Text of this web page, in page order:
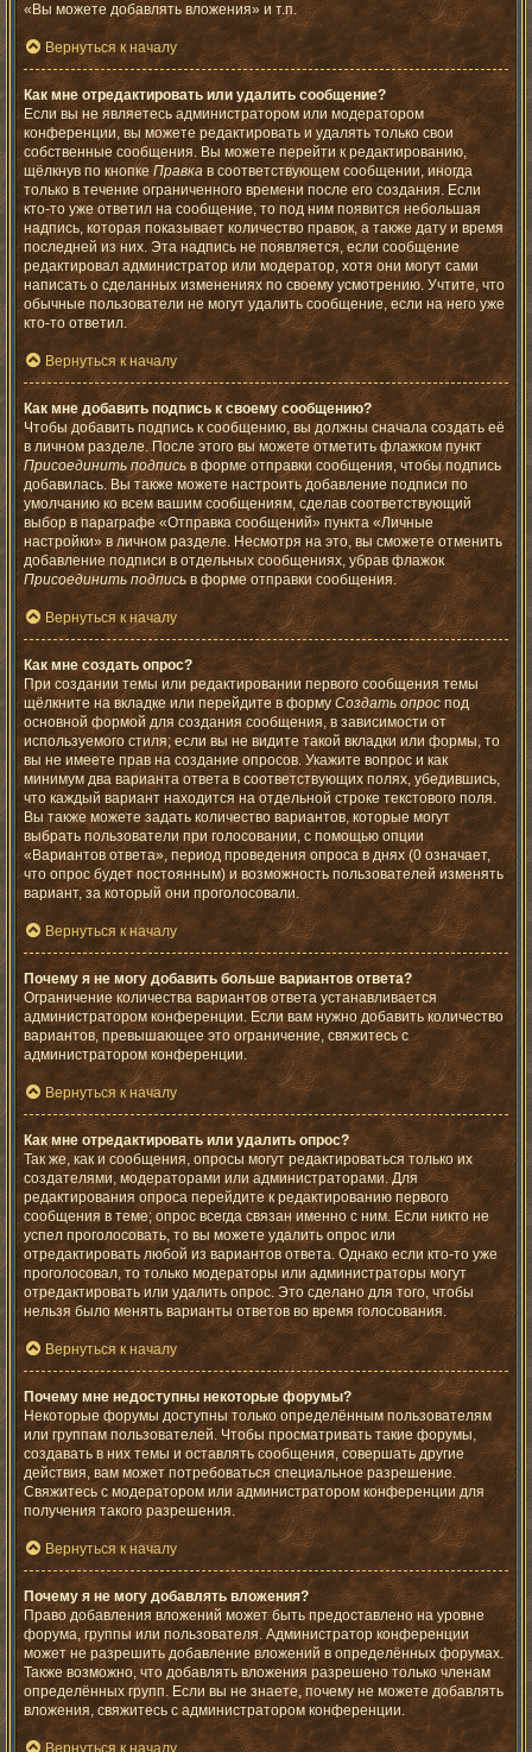
«Вы можете добавлять вложения» и т.п.
Вернуться к началу
Как мне отредактировать или удалить сообщение?
Если вы не являетесь администратором или модератором
конференции, вы можете редактировать и удалять только свои
собственные сообщения. Вы можете перейти к редактированию,
щёлкнув по кнопкеПравка в соответствующем сообщении, иногда
только в течение ограниченного времени после его создания. Если
кто-то уже ответил на сообщение, то под ним появится небольшая
надпись, которая показывает количество правок, а также дату и время
последней из них. Эта надпись не появляется, если сообщение
редактировал администратор или модератор, хотя они могут сами
написать о сделанных изменениях по своему усмотрению. Учтите, что
обычные пользователи не могут удалить сообщение, если на него уже
кто-то ответил.
Вернуться к началу
Как мне добавить подпись к своему сообщению?
Чтобы добавить подпись к сообщению, вы должны сначала создать её
в личном разделе. После этого вы можете отметить флажком пункт
Присоединить подпись в форме отправки сообщения, чтобы подпись
добавилась. Вы также можете настроить добавление подписи по
умолчанию ко всем вашим сообщениям, сделав соответствующий
выбор в параграфе «Отправка сообщений» пункта «Личные
настройки» в личном разделе. Несмотря на это, вы сможете отменить
добавление подписи в отдельных сообщениях, убрав флажок
Присоединить подписьв форме отправки сообщения.
Вернуться к началу
Как мне создать опрос?
При создании темы или редактировании первого сообщения темы
щёлкните на вкладке или перейдите в форму Создать опрос под
основной формой для создания сообщения, в зависимости от
используемого стиля; если вы не видите такой вкладки или формы, то
вы не имеете прав на создание опросов. Укажите вопрос и как
минимум два варианта ответа в соответствующих полях, убедившись,
что каждый вариант находится на отдельной строке текстового поля.
Вы также можете задать количество вариантов, которые могут
выбрать пользователи при голосовании, с помощью опции
«Вариантов ответа», период проведения опроса в днях (0 означает,
что опрос будет постоянным) и возможность пользователей изменять
вариант, за который они проголосовали.
Вернуться к началу
Почему я не могу добавить больше вариантов ответа?
Ограничение количества вариантов ответа устанавливается
администратором конференции. Если вам нужно добавить количество
вариантов, превышающее это ограничение, свяжитесь с
администратором конференции.
Вернуться к началу
Как мне отредактировать или удалить опрос?
Так же, как и сообщения, опросы могут редактироваться только их
создателями, модераторами или администраторами. Для
редактирования опроса перейдите к редактированию первого
сообщения в теме; опрос всегда связан именно с ним. Если никто не
успел проголосовать, то вы можете удалить опрос или
отредактировать любой из вариантов ответа. Однако если кто-то уже
проголосовал, то только модераторы или администраторы могут
отредактировать или удалить опрос. Это сделано для того, чтобы
нельзя было менять варианты ответов во время голосования.
Вернуться к началу
Почему мне недоступны некоторые форумы?
Некоторые форумы доступны только определённым пользователям
или группам пользователей. Чтобы просматривать такие форумы,
создавать в них темы и оставлять сообщения, совершать другие
действия, вам может потребоваться специальное разрешение.
Свяжитесь с модератором или администратором конференции для
получения такого разрешения.
Вернуться к началу
Почему я не могу добавлять вложения?
Право добавления вложений может быть предоставлено на уровне
форума, группы или пользователя. Администратор конференции
может не разрешить добавление вложений в определённых форумах.
Также возможно, что добавлять вложения разрешено только членам
определённых групп. Если вы не знаете, почему не можете добавлять
вложения, свяжитесь с администратором конференции.
Вернуться к началу